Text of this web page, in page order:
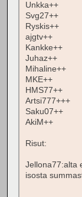
Unkka++
Svg27++
Ryskis++
ajgtv++
Kankke++
Juhaz++
Mihaline++
MKE++
HMS77++
Artsi777+++
Saku07++
AkiM++
Risut:
Jellona77:alta
isosta